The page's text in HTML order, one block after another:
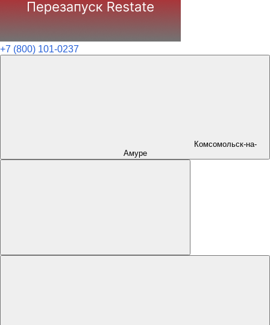
+7 (800) 101-0237
Комсомольск-на-
Амуре